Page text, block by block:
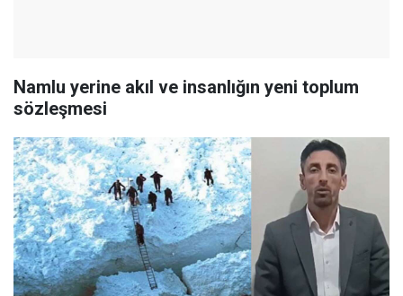
Namlu yerine akıl ve insanlığın yeni toplum
sözleşmesi